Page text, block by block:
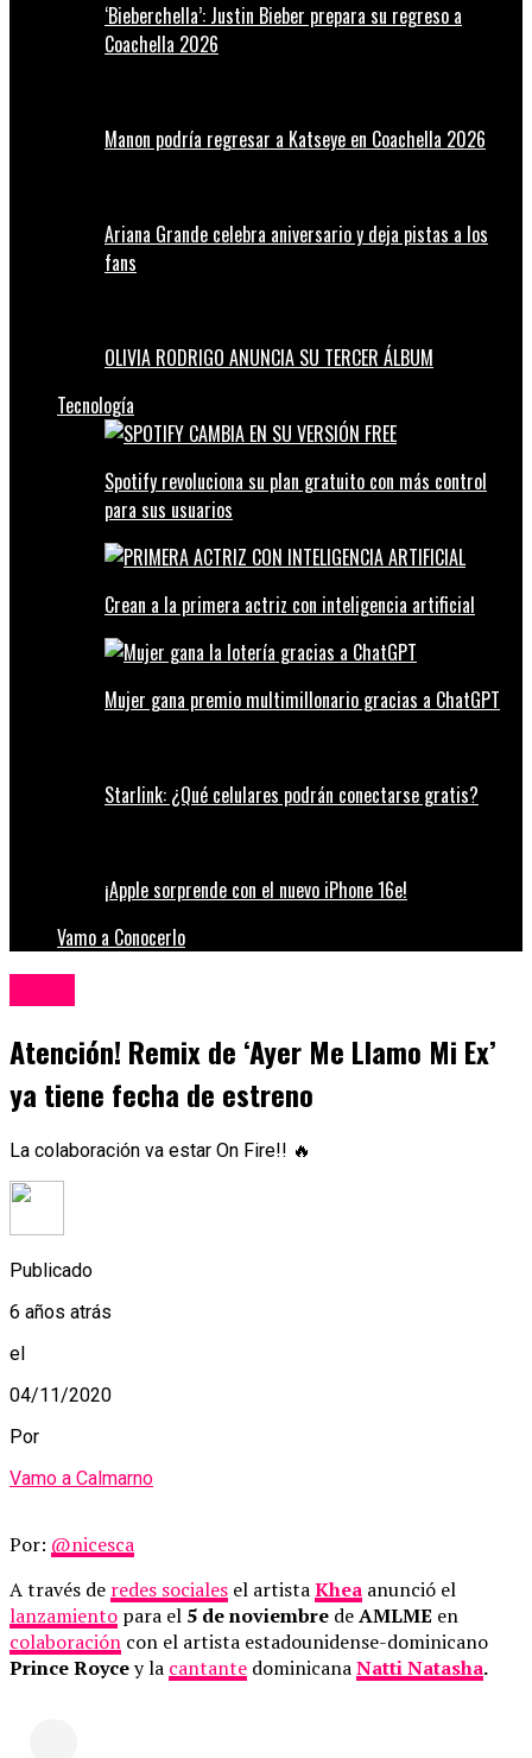
‘Bieberchella’: Justin Bieber prepara su regreso a
Coachella 2026
Manon podría regresar a Katseye en Coachella 2026
Ariana Grande celebra aniversario y deja pistas a los
fans
OLIVIA RODRIGO ANUNCIA SU TERCER ÁLBUM
Tecnología
Spotify revoluciona su plan gratuito con más control
para sus usuarios
Crean a la primera actriz con inteligencia artificial
Mujer gana premio multimillonario gracias a ChatGPT
Starlink: ¿Qué celulares podrán conectarse gratis?
¡Apple sorprende con el nuevo iPhone 16e!
Vamo a Conocerlo
Atención! Remix de ‘Ayer Me Llamo Mi Ex’
ya tiene fecha de estreno
La colaboración va estar On Fire!! 🔥
Publicado
6 años atrás
el
04/11/2020
Por
Vamo a Calmarno
Por: @nicesca
A través de redes sociales el artistaKhea anunció el
lanzamiento para el 5 de noviembre deAMLME en
colaboración con el artista estadounidense-dominicano
Prince Roycey la cantante dominicanaNatti Natasha.